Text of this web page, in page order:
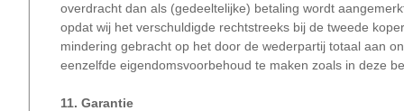
overdracht dan als (gedeeltelijke) betaling wordt
opdat wij het verschuldigde rechtstreeks bij de tweede
mindering gebracht op het door de wederpartij totaal aan
eenzelfde eigendomsvoorbehoud te maken zoals in deze
11. Garantie